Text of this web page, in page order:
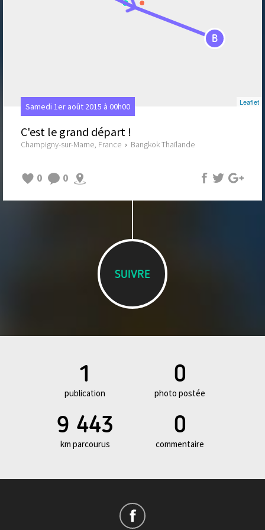
B
Leaflet
Samedi 1er août 2015 à 00h00
C'est le grand départ !
Champigny-sur-Marne, France › Bangkok Thaïlande
0 0
SUIVRE
1
publication
0
photo postée
9 443
km parcourus
0
commentaire